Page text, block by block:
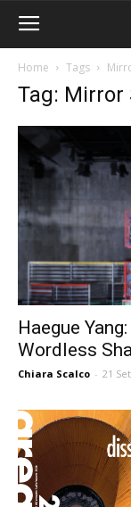
Home Tags
Tag: Mirror
Haegue
Wordless
Chiara Scalco - 21